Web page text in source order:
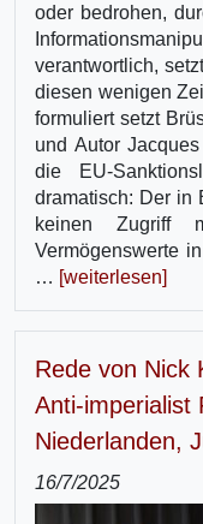
oder bedrohen,
verantwortlich,
diesen wenigen
formuliert setzt
und Autor
die EU-
dramatisch: Der in
keinen Zugriff
Vermögenswerte
… [weiterlesen]
Rede von Nick
Anti-imperialist
Niederlanden,
16/7/2025